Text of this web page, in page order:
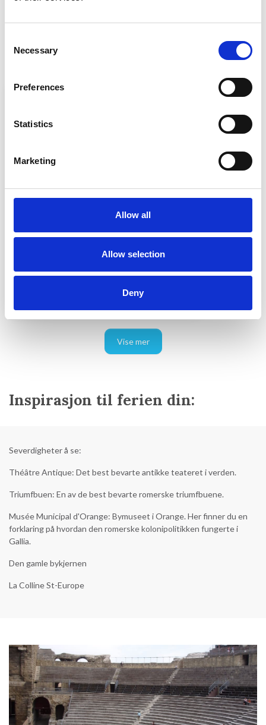
Selection
Necessary
Preferences
Statistics
Marketing
Allow all
Allow selection
Deny
Bestill feriehus i Orange
Orange
Vise mer
Inspirasjon til ferien din:
Severdigheter å se:
Théâtre Antique: Det best bevarte antikke teateret i verden.
Triumfbuen: En av de best bevarte romerske triumfbuene.
Musée Municipal d'Orange: Bymuseet i Orange. Her finner du en
forklaring på hvordan den romerske kolonipolitikken fungerte i
Gallia.
Den gamle bykjernen
La Colline St-Europe